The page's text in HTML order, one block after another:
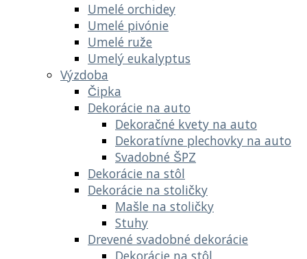
Umelé orchidey
Umelé pivónie
Umelé ruže
Umelý eukalyptus
Výzdoba
Čipka
Dekorácie na auto
Dekoračné kvety na auto
Dekoratívne plechovky na auto
Svadobné ŠPZ
Dekorácie na stôl
Dekorácie na stoličky
Mašle na stoličky
Stuhy
Drevené svadobné dekorácie
Dekorácie na stôl